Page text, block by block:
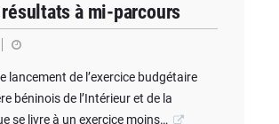
à mi-parcours
lancement de l’exercice budgétaire
béninois de l’Intérieur et de la
se livre à un exercice moins…